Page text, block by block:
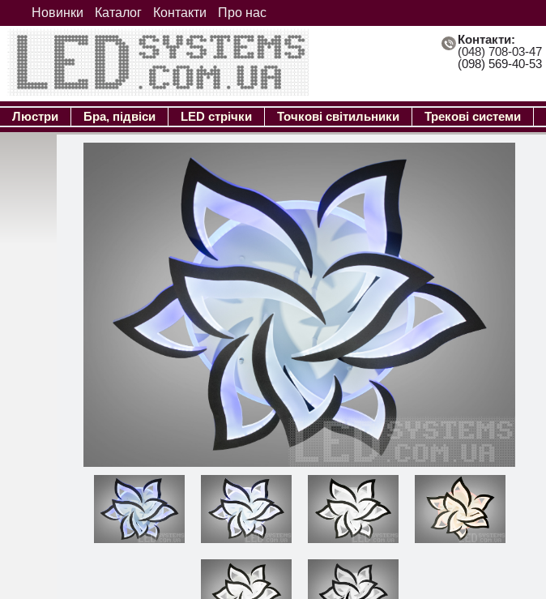
Новинки Каталог Контакти Про нас
Контакти:
(048) 708-03-47
(098) 569-40-53
Люстри Бра, підвіси LED стрічки Точкові світильники Трекові системи